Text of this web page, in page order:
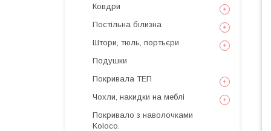
Ковдри
Постільна білизна
Штори, тюль, портьєри
Подушки
Покривала ТЕП
Чохли, накидки на меблі
Покривало з наволочками
Koloco.